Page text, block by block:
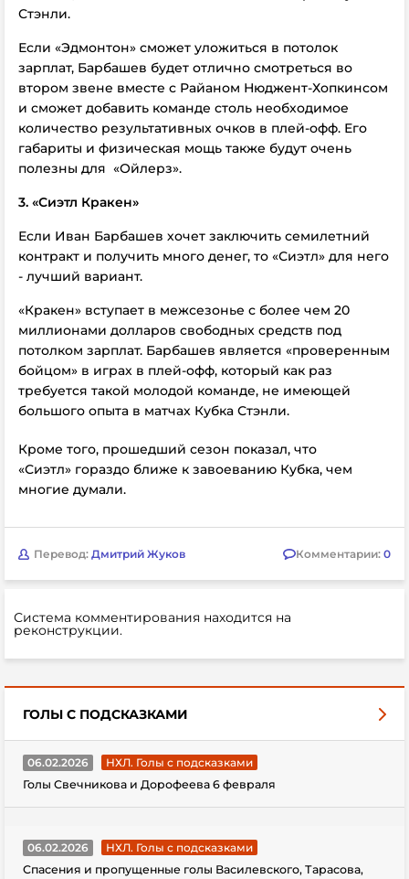
Стэнли.
Если «Эдмонтон» сможет уложиться в потолок
зарплат, Барбашев будет отлично смотреться во
втором звене вместе с Райаном Нюджент-Хопкинсом
и сможет добавить команде столь необходимое
количество результативных очков в плей-офф. Его
габариты и физическая мощь также будут очень
полезны для «Ойлерз».
3. «Сиэтл Кракен»
Если Иван Барбашев хочет заключить семилетний
контракт и получить много денег, то «Сиэтл» для него
- лучший вариант.
«Кракен» вступает в межсезонье с более чем 20
миллионами долларов свободных средств под
потолком зарплат. Барбашев является «проверенным
бойцом» в играх в плей-офф, который как раз
требуется такой молодой команде, не имеющей
большого опыта в матчах Кубка Стэнли.
Кроме того, прошедший сезон показал, что
«Сиэтл» гораздо ближе к завоеванию Кубка, чем
многие думали.
Перевод: Дмитрий Жуков Комментарии: 0
Система комментирования находится на
реконструкции.
ГОЛЫ С ПОДСКАЗКАМИ
06.02.2026
НХЛ. Голы с подсказками
Голы Свечникова и Дорофеева 6 февраля
06.02.2026
НХЛ. Голы с подсказками
Спасения и пропущенные голы Василевского, Тарасова,